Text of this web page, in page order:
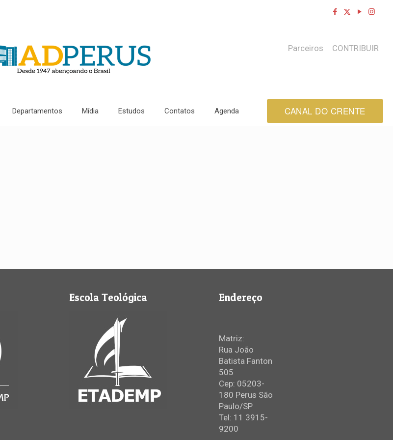
Departamentos Mídia Estudos Contatos Agenda
Parceiros CONTRIBUIR
CANAL DO CRENTE
Escola Teológica Endereço
Matriz:
Rua João
Batista Fanton
505
Cep: 05203-
180 Perus São
Paulo/SP
Tel: 11 3915-
9200